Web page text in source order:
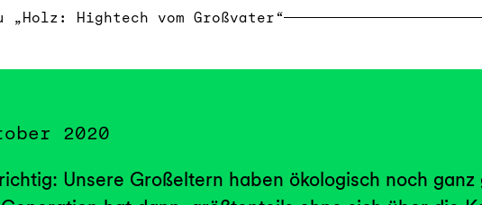
„Holz: Hightech vom Großvater“
2020
Unsere Großeltern haben ökologisch noch